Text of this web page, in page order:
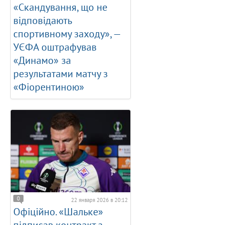
«Скандування, що не
відповідають
спортивному заходу», —
УЄФА оштрафував
«Динамо» за
результатами матчу з
«Фіорентиною»
0 22 января 2026 в 20:12
Офіційно. «Шальке»